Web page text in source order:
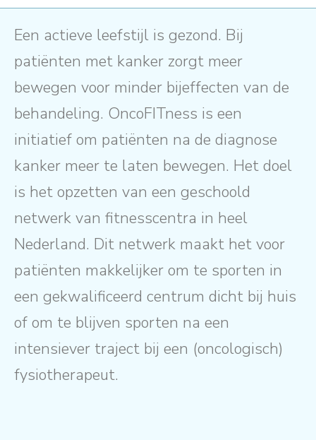
Een actieve leefstijl is gezond. Bij
patiënten met kanker zorgt meer
bewegen voor minder bijeffecten van de
behandeling. OncoFITness is een
initiatief om patiënten na de diagnose
kanker meer te laten bewegen. Het doel
is het opzetten van een geschoold
netwerk van fitnesscentra in heel
Nederland. Dit netwerk maakt het voor
patiënten makkelijker om te sporten in
een gekwalificeerd centrum dicht bij huis
of om te blijven sporten na een
intensiever traject bij een (oncologisch)
fysiotherapeut.